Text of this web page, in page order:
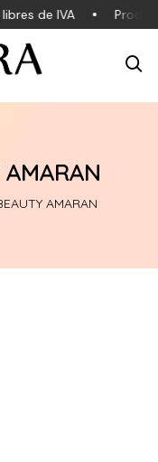
de IVA
AMARAN